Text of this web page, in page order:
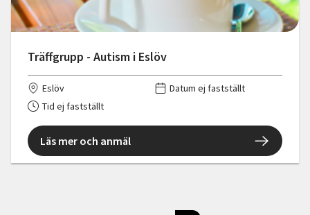
Träffgrupp - Autism i Eslöv
Eslöv
Datum ej fastställt
Tid ej fastställt
Läs mer och anmäl